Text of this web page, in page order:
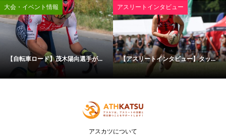
大会・イベント情報
【自転車ロード】茂木陽向選手が...
アスリートインタビュー
【アスリートインタビュー】タッ...
アスカツについて